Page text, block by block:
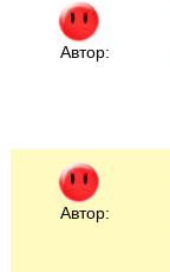
Автор:
Автор: